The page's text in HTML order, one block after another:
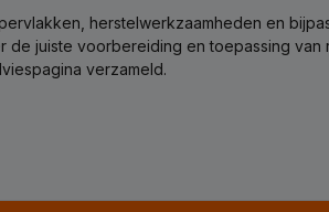
herstelwerkzaamheden en
de juiste voorbereiding en toepassing van
verzameld.